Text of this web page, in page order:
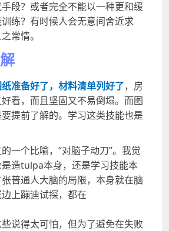
段？或者完全不能以一种更和缓
练？有时候人会无意间舍近求
常情。
纸准备好了，材料清单列好了，房
看，而且坚固又不易倒塌。而图
提前了解的。学习这类技能也是
一个比喻，“对脑子动刀”。我觉
造tulpa本身，还是学习技能本
普通人大脑的局限，本身就在脑
上蹦迪试探，都在
说得太可怕，但为了避免在失败